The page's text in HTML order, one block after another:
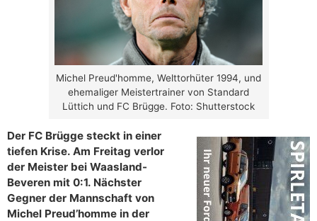
Michel Preud'homme, Welttorhüter 1994, und
ehemaliger Meistertrainer von Standard
Lüttich und FC Brügge. Foto: Shutterstock
Der FC Brügge steckt in einer
tiefen Krise. Am Freitag verlor
der Meister bei Waasland-
Beveren mit 0:1. Nächster
Gegner der Mannschaft von
Michel Preud’homme in der